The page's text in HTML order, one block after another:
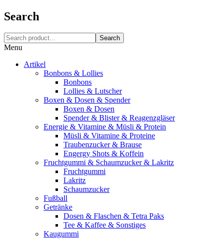
Search
Search
Menu
Artikel
Bonbons & Lollies
Bonbons
Lollies & Lutscher
Boxen & Dosen & Spender
Boxen & Dosen
Spender & Blister & Reagenzgläser
Energie & Vitamine & Müsli & Protein
Müsli & Vitamine & Proteine
Traubenzucker & Brause
Engergy Shots & Koffein
Fruchtgummi & Schaumzucker & Lakritz
Fruchtgummi
Lakritz
Schaumzucker
Fußball
Getränke
Dosen & Flaschen & Tetra Paks
Tee & Kaffee & Sonstiges
Kaugummi